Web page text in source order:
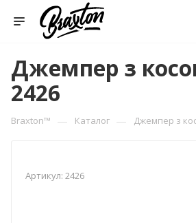
Джемпер з
2426
Braxton™ — Каталог — Джемпер з
Артикул: 2426